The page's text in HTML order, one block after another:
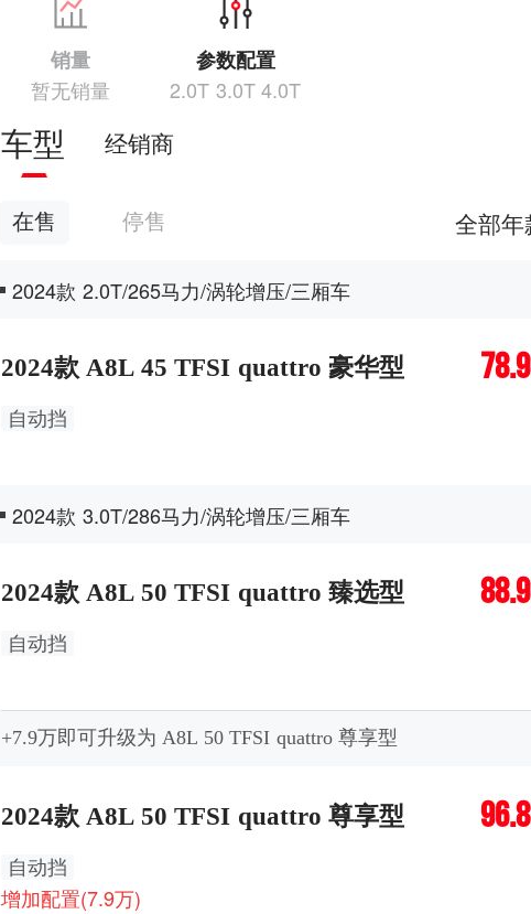
销量
暂无销量
参数配置
2.0T 3.0T 4.0T
车型 经销商
在售 停售 全部年
2024款 2.0T/265马力/涡轮增压/三厢车
2024款 A8L 45 TFSI quattro 豪华型
自动挡
2024款 3.0T/286马力/涡轮增压/三厢车
2024款 A8L 50 TFSI quattro 臻选型
自动挡
+7.9万即可升级为 A8L 50 TFSI quattro 尊享型
2024款 A8L 50 TFSI quattro 尊享型
自动挡
增加配置(7.9万)